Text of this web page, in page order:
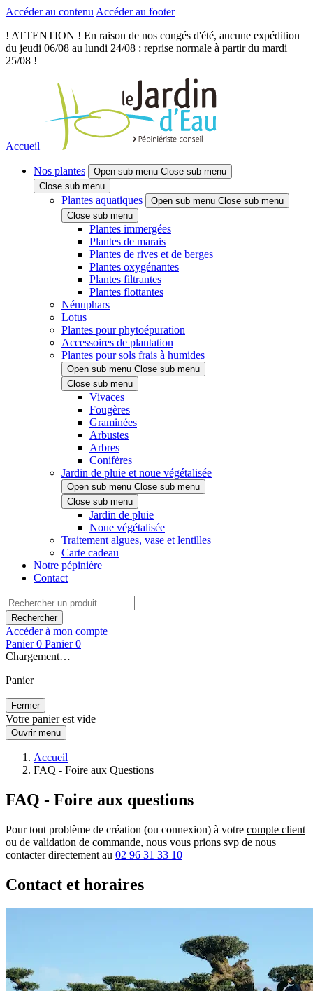
Accéder au contenu Accéder au footer
! ATTENTION ! En raison de nos congés d'été, aucune expédition
du jeudi 06/08 au lundi 24/08 : reprise normale à partir du mardi
25/08 !
Accueil
Nos plantes Open sub menu Close sub menu
Close sub menu
Plantes aquatiques Open sub menu Close sub menu
Close sub menu
Plantes immergées
Plantes de marais
Plantes de rives et de berges
Plantes oxygénantes
Plantes filtrantes
Plantes flottantes
Nénuphars
Lotus
Plantes pour phytoépuration
Accessoires de plantation
Plantes pour sols frais à humides
Open sub menu Close sub menu
Close sub menu
Vivaces
Fougères
Graminées
Arbustes
Arbres
Conifères
Jardin de pluie et noue végétalisée
Open sub menu Close sub menu
Close sub menu
Jardin de pluie
Noue végétalisée
Traitement algues, vase et lentilles
Carte cadeau
Notre pépinière
Contact
Rechercher
Accéder à mon compte
Panier 0 Panier 0
Chargement…
Panier
Fermer
Votre panier est vide
Ouvrir menu
Accueil
FAQ - Foire aux Questions
FAQ - Foire aux questions
Pour tout problème de création (ou connexion) à votre compte client
ou de validation de commande, nous vous prions svp de nous
contacter directement au 02 96 31 33 10
Contact et horaires